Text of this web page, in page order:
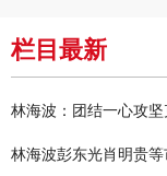
栏目最新
林海波：团结一心攻
林海波彭东光肖明贵